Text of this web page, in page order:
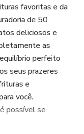
favoritas e da
de 50
deliciosos e
as
perfeito
seus prazeres
e
você.
possível se